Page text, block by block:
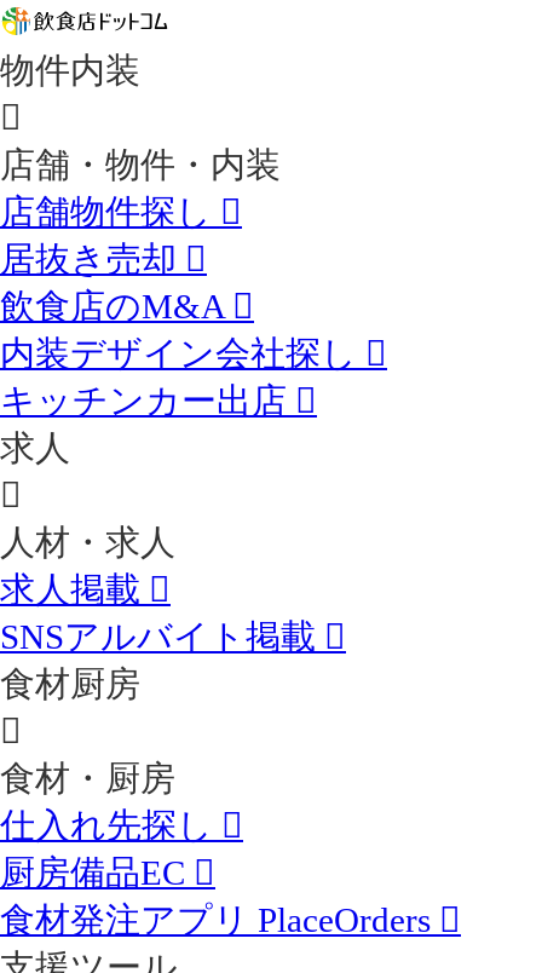
物件内装
店舗・物件・内装
店舗物件探し
居抜き売却
飲食店のM&A
内装デザイン会社探し
キッチンカー出店
求人
人材・求人
求人掲載
SNSアルバイト掲載
食材厨房
食材・厨房
仕入れ先探し
厨房備品EC
食材発注アプリ PlaceOrders